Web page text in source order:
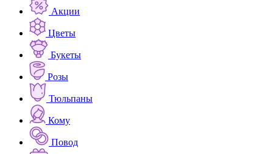
Акции
Цветы
Букеты
Розы
Тюльпаны
Кому
Повод